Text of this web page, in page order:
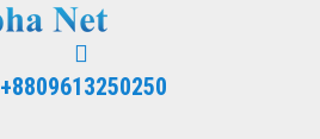
+8809613250250